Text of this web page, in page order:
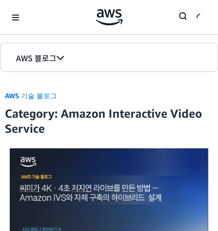
AWS 블로그
홈
에디션
AWS 기술 블로그
Category: Amazon Interactive Video
Service